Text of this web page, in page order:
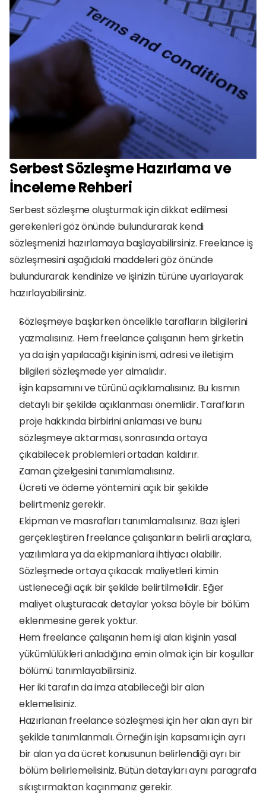
Serbest Sözleşme Hazırlama ve
İnceleme Rehberi
Serbest sözleşme oluşturmak için dikkat edilmesi
gerekenleri göz önünde bulundurarak kendi
sözleşmenizi hazırlamaya başlayabilirsiniz. Freelance iş
sözleşmesini aşağıdaki maddeleri göz önünde
bulundurarak kendinize ve işinizin türüne uyarlayarak
hazırlayabilirsiniz.
Sözleşmeye başlarken öncelikle tarafların bilgilerini
yazmalısınız. Hem freelance çalışanın hem şirketin
ya da işin yapılacağı kişinin ismi, adresi ve iletişim
bilgileri sözleşmede yer almalıdır.
İşin kapsamını ve türünü açıklamalısınız. Bu kısmın
detaylı bir şekilde açıklanması önemlidir. Tarafların
proje hakkında birbirini anlaması ve bunu
sözleşmeye aktarması, sonrasında ortaya
çıkabilecek problemleri ortadan kaldırır.
Zaman çizelgesini tanımlamalısınız.
Ücreti ve ödeme yöntemini açık bir şekilde
belirtmeniz gerekir.
Ekipman ve masrafları tanımlamalısınız. Bazı işleri
gerçekleştiren freelance çalışanların belirli araçlara,
yazılımlara ya da ekipmanlara ihtiyacı olabilir.
Sözleşmede ortaya çıkacak maliyetleri kimin
üstleneceği açık bir şekilde belirtilmelidir. Eğer
maliyet oluşturacak detaylar yoksa böyle bir bölüm
eklenmesine gerek yoktur.
Hem freelance çalışanın hem işi alan kişinin yasal
yükümlülükleri anladığına emin olmak için bir koşullar
bölümü tanımlayabilirsiniz.
Her iki tarafın da imza atabileceği bir alan
eklemelisiniz.
Hazırlanan freelance sözleşmesi için her alan ayrı bir
şekilde tanımlanmalı. Örneğin işin kapsamı için ayrı
bir alan ya da ücret konusunun belirlendiği ayrı bir
bölüm belirlemelisiniz. Bütün detayları aynı paragrafa
sıkıştırmaktan kaçınmanız gerekir.